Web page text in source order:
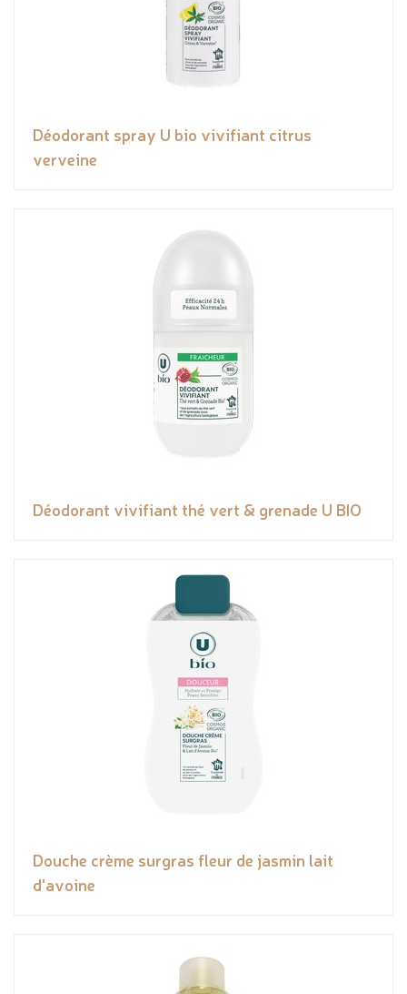
Déodorant spray U bio vivifiant citrus
verveine
Déodorant vivifiant thé vert & grenade U BIO
Douche crème surgras fleur de jasmin lait
d'avoine